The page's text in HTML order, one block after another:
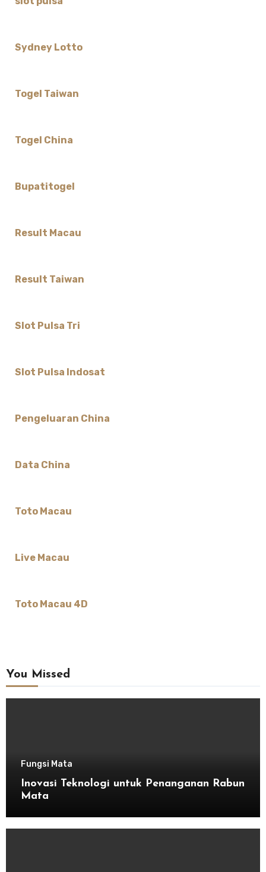
Sydney Lotto
Togel Taiwan
Togel China
Bupatitogel
Result Macau
Result Taiwan
Slot Pulsa Tri
Slot Pulsa Indosat
Pengeluaran China
Data China
Toto Macau
Live Macau
Toto Macau 4D
You Missed
Fungsi Mata
Inovasi Teknologi untuk Penanganan Rabun
Mata